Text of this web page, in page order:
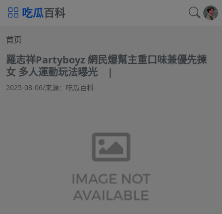
吃瓜百科
首页
羅志祥Partyboyz 網民爆幫主重口味兼優先揀
女 多人運動玩法曝光 |
2025-08-06/来源：吃瓜百科